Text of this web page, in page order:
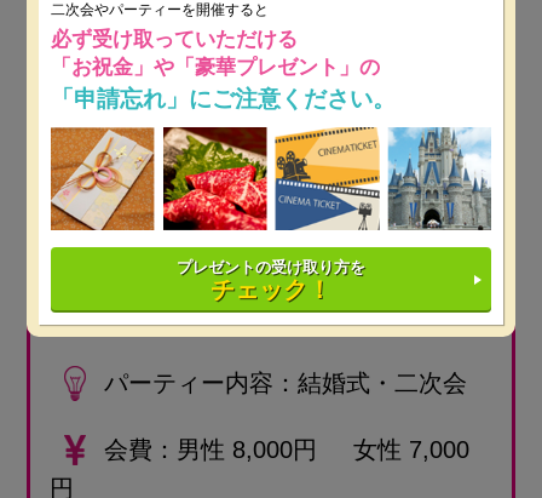
幹事さん選びは特別重要です。
可能であれば、幹事代行会社もおすすめかもしれませ
ん。
2016年08月に開催したパーティーレポート・口コミ
みぃ様（新郎・新婦）からの投稿です
人数 約60名
パーティー内容 結婚式・二次会
会費
男性 8,000円 女性 7,000
円
二次会やパーティーを開催すると
必ず受け取っていただける
「お祝金」や「豪華プレゼント」の
「申請忘れ」にご注意ください。
プレゼントの受け取り方を
チェック！